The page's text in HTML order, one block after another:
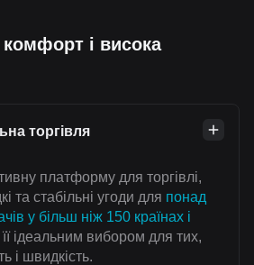
і висока
торгівля
платформу для торгівлі,
та стабільні угоди для понад
у більш ніж 150 країнах і
ідеальним вибором для тих,
і швидкість.